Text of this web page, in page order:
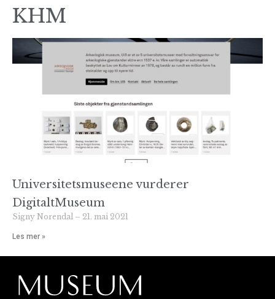
KHM
Universitetsmuseene vurderer
DigitaltMuseum
Signy Norendal 21. mai 2021
Les mer »